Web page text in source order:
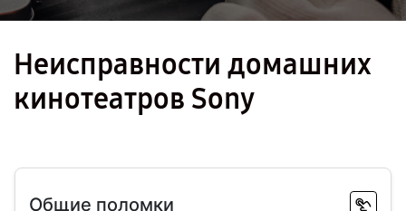
Неисправности домашних
кинотеатров Sony
Общие поломки